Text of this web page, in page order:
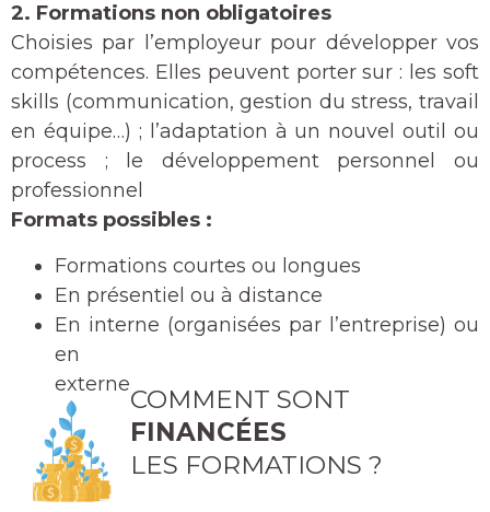
2. Formations non obligatoires
Choisies par l’employeur pour développer vos
compétences. Elles peuvent porter sur : les soft
skills (communication, gestion du stress, travail
en équipe…) ; l’adaptation à un nouvel outil ou
process ; le développement personnel ou
professionnel
Formats possibles :
Formations courtes ou longues
En présentiel ou à distance
En interne (organisées par l’entreprise) ou
en
externeCOMMENT SONT
FINANCÉES
LES FORMATIONS ?